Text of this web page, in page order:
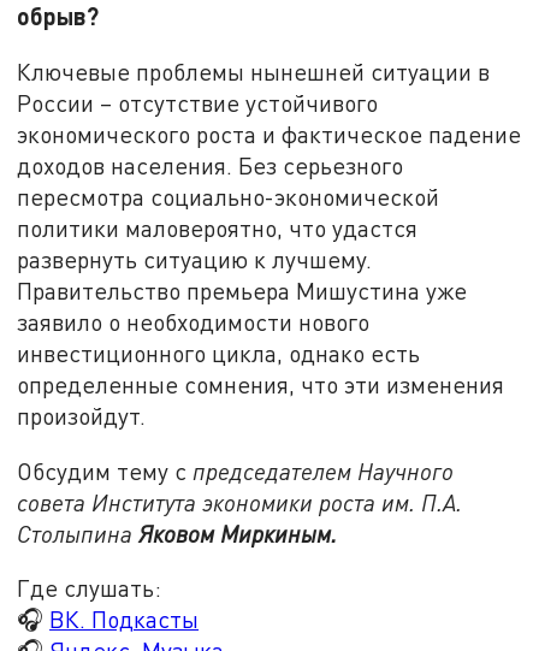
обрыв?
Ключевые проблемы нынешней ситуации в
России – отсутствие устойчивого
экономического роста и фактическое падение
доходов населения. Без серьезного
пересмотра социально-экономической
политики маловероятно, что удастся
развернуть ситуацию к лучшему.
Правительство премьера Мишустина уже
заявило о необходимости нового
инвестиционного цикла, однако есть
определенные сомнения, что эти изменения
произойдут.
Обсудим тему с председателем Научного
совета Института экономики роста им. П.А.
Столыпина Яковом Миркиным.
Где слушать:
🎧 ВК. Подкасты